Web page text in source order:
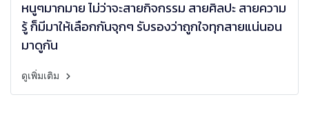
หนูๆมากมาย ไม่ว่าจะสายกิจกรรม สายศิลปะ สายความ
รู้ ก็มีมาให้เลือกกันจุกๆ รับรองว่าถูกใจทุกสายแน่นอน
มาดูกัน
ดูเพิ่มเติม